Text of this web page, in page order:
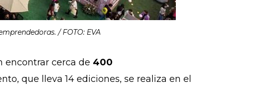
/ FOTO: EVA
encontrar cerca de 400
que lleva 14 ediciones, se realiza en el